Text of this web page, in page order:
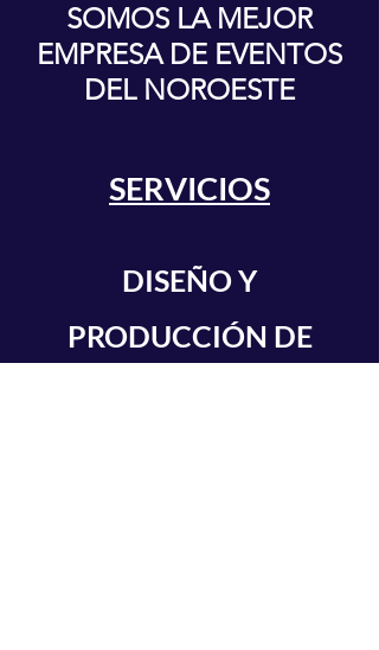
SOMOS LA MEJOR
EMPRESA DE EVENTOS
DEL NOROESTE
SERVICIOS
DISEÑO Y
PRODUCCIÓN DE